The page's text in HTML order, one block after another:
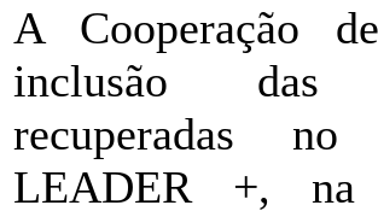
A Cooperação
inclusão das
recuperadas
LEADER +, na